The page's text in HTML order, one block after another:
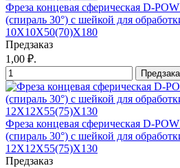
Фреза концевая сферическая D-
(спираль 30°) с шейкой для
10X10X50(70)X180
Предзаказ
1,00 ₽.
Фреза концевая сферическая D-
(спираль 30°) с шейкой для
12X12X55(75)X130
Предзаказ